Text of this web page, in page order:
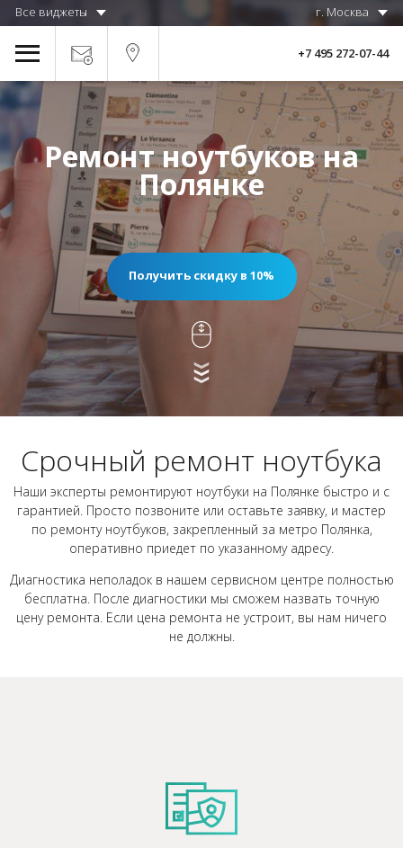
Все виджеты г. Москва
+7 495 272-07-44
Ремонт ноутбуков на
Полянке
Получить скидку в 10%
Срочный ремонт ноутбука
Наши эксперты ремонтируют ноутбуки на Полянке быстро и с
гарантией. Просто позвоните или оставьте заявку, и мастер
по ремонту ноутбуков, закрепленный за метро Полянка,
оперативно приедет по указанному адресу.
Диагностика неполадок в нашем сервисном центре полностью
бесплатна. После диагностики мы сможем назвать точную
цену ремонта. Если цена ремонта не устроит, вы нам ничего
не должны.